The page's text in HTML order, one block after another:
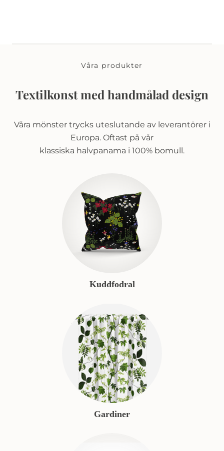
Våra produkter
Textilkonst med handmålad design
Våra mönster trycks uteslutande av leverantörer i
Europa. Oftast på vår
klassiska halvpanama i 100% bomull.
Kuddfodral
Gardiner